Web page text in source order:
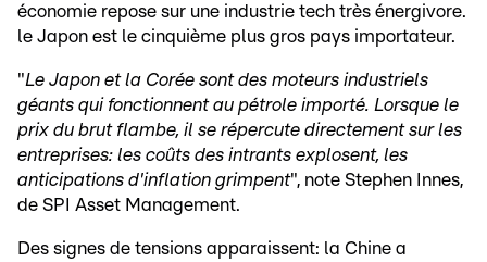
économie repose sur une industrie tech très énergivore.
le Japon est le cinquième plus gros pays importateur.
"Le Japon et la Corée sont des moteurs industriels
géants qui fonctionnent au pétrole importé. Lorsque le
prix du brut flambe, il se répercute directement sur les
entreprises: les coûts des intrants explosent, les
anticipations d'inflation grimpent", note Stephen Innes,
de SPI Asset Management.
Des signes de tensions apparaissent: la Chine a